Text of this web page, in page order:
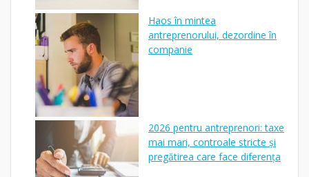
Haos în mintea
antreprenorului, dezordine în
companie
2026 pentru antreprenori: taxe
mai mari, controale stricte și
pregătirea care face diferența